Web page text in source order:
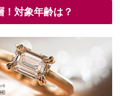
！対象年齢は？